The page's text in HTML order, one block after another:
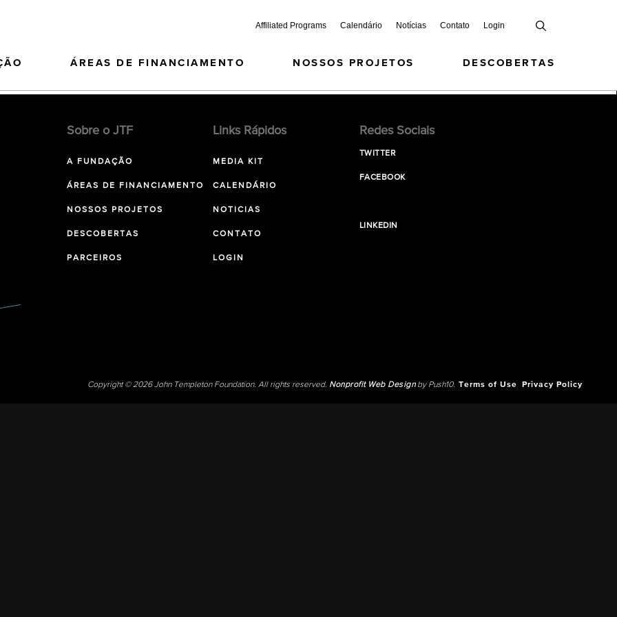
Affiliated Programs Calendário Notícias Contato Login
ÁREAS DE FINANCIAMENTO NOSSOS PROJETOS DESCOBERTAS
Sobre o JTF
A FUNDAÇÃO
ÁREAS DE FINANCIAMENTO
NOSSOS PROJETOS
DESCOBERTAS
PARCEIROS
Links Rápidos
MEDIA KIT
CALENDÁRIO
NOTICIAS
CONTATO
LOGIN
Redes Sociais
TWITTER
FACEBOOK
LINKEDIN
Copyright © 2026 John Templeton Foundation. All rights reserved. Nonprofit Web Designby Push10. Terms of Use Privacy Policy